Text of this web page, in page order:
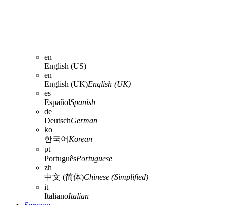
en
English (US)
en
English (UK)English (UK)
es
EspañolSpanish
de
DeutschGerman
ko
한국어 Korean
pt
PortuguêsPortuguese
zh
中文 (简体)Chinese (Simplified)
it
ItalianoItalian